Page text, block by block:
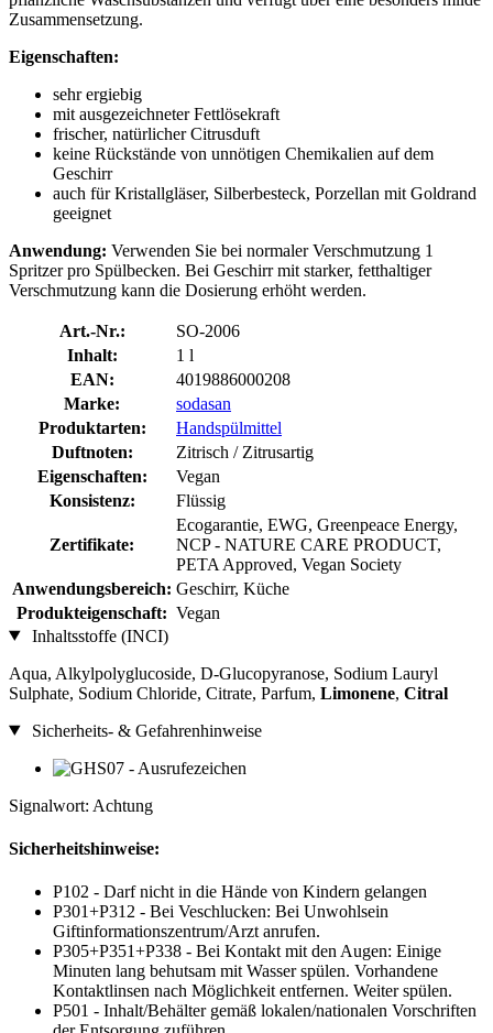
Zusammensetzung.
Eigenschaften:
sehr ergiebig
mit ausgezeichneter Fettlösekraft
frischer, natürlicher Citrusduft
keine Rückstände von unnötigen Chemikalien auf dem
Geschirr
auch für Kristallgläser, Silberbesteck, Porzellan mit Goldrand
geeignet
Anwendung: Verwenden Sie bei normaler Verschmutzung 1
Spritzer pro Spülbecken. Bei Geschirr mit starker, fetthaltiger
Verschmutzung kann die Dosierung erhöht werden.
Art.-Nr.:
SO-2006
Inhalt:
1 l
EAN:
4019886000208
Marke:
sodasan
Produktarten:
Handspülmittel
Duftnoten:
Zitrisch / Zitrusartig
Eigenschaften:
Vegan
Konsistenz:
Flüssig
Zertifikate:
Ecogarantie, EWG, Greenpeace Energy,
NCP - NATURE CARE PRODUCT,
PETA Approved, Vegan Society
Anwendungsbereich: Geschirr, Küche
Produkteigenschaft: Vegan
Inhaltsstoffe (INCI)
Aqua, Alkylpolyglucoside, D-Glucopyranose, Sodium Lauryl
Sulphate, Sodium Chloride, Citrate, Parfum, Limonene, Citral
Sicherheits- & Gefahrenhinweise
Signalwort: Achtung
Sicherheitshinweise:
P102 - Darf nicht in die Hände von Kindern gelangen
P301+P312 - Bei Veschlucken: Bei Unwohlsein
Giftinformationszentrum/Arzt anrufen.
P305+P351+P338 - Bei Kontakt mit den Augen: Einige
Minuten lang behutsam mit Wasser spülen. Vorhandene
Kontaktlinsen nach Möglichkeit entfernen. Weiter spülen.
P501 - Inhalt/Behälter gemäß lokalen/nationalen Vorschriften